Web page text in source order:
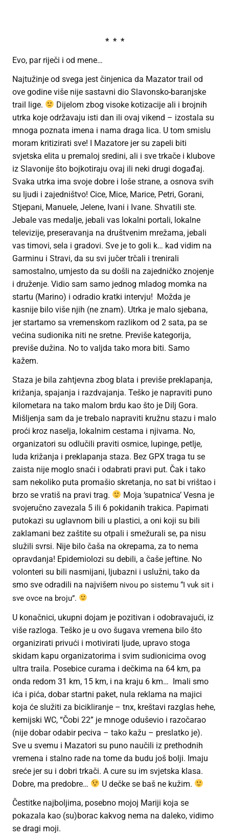
* * *
Evo, par riječi i od mene…
Najtužinje od svega jest činjenica da Mazator trail od
ove godine više nije sastavni dio Slavonsko-baranjske
trail lige.
Dijelom zbog visoke kotizacije ali i brojnih
utrka koje održavaju isti dan ili ovaj vikend – izostala su
mnoga poznata imena i nama draga lica. U tom smislu
moram kritizirati sve! I Mazatore jer su zapeli biti
svjetska elita u premaloj sredini, ali i sve trkače i klubove
iz Slavonije što bojkotiraju ovaj ili neki drugi događaj.
Svaka utrka ima svoje dobre i loše strane, a osnova svih
su ljudi i zajedništvo! Cice, Mice, Marice, Petri, Gorani,
Stjepani, Manuele, Jelene, Ivani i Ivane. Shvatili ste.
Jebale vas medalje, jebali vas lokalni portali, lokalne
televizije, preseravanja na društvenim mrežama, jebali
vas timovi, sela i gradovi. Sve je to goli k… kad vidim na
Garminu i Stravi, da su svi jučer trčali i trenirali
samostalno, umjesto da su došli na zajedničko znojenje
i druženje. Vidio sam samo jednog mladog momka na
startu (Marino) i odradio kratki intervju! Možda je
kasnije bilo više njih (ne znam). Utrka je malo sjebana,
jer startamo sa vremenskom razlikom od 2 sata, pa se
većina sudionika niti ne sretne. Previše kategorija,
previše dužina. No to valjda tako mora biti. Samo
kažem.
Staza je bila zahtjevna zbog blata i previše preklapanja,
križanja, spajanja i razdvajanja. Teško je napraviti puno
kilometara na tako malom brdu kao što je Dilj Gora.
Mišljenja sam da je trebalo napraviti kružnu stazu i malo
proći kroz naselja, lokalnim cestama i njivama. No,
organizatori su odlučili praviti osmice, lupinge, petlje,
luda križanja i preklapanja staza. Bez GPX traga tu se
zaista nije moglo snaći i odabrati pravi put. Čak i tako
sam nekoliko puta promašio skretanja, no sat bi vrištao i
brzo se vratiš na pravi trag.
Moja ‘supatnica’ Vesna je
svojeručno zavezala 5 ili 6 pokidanih trakica. Papirnati
putokazi su uglavnom bili u plastici, a oni koji su bili
zaklamani bez zaštite su otpali i smežurali se, pa nisu
služili svrsi. Nije bilo čaša na okrepama, za to nema
opravdanja! Epidemiolozi su debili, a čaše jeftine. No
volonteri su bili nasmijani, ljubazni i uslužni, tako da
smo sve odradili na najvišem nivou po sistemu “I vuk sit i
sve ovce na broju”.
U konačnici, ukupni dojam je pozitivan i odobravajući, iz
više razloga. Teško je u ovo šugava vremena bilo što
organizirati privući i motivirati ljude, upravo stoga
skidam kapu organizatorima i svim sudionicima ovog
ultra traila. Posebice curama i dečkima na 64 km, pa
onda redom 31 km, 15 km, i na kraju 6 km… Imali smo
ića i pića, dobar startni paket, nula reklama na majici
koja će služiti za bicikliranje – tnx, kreštavi razglas hehe,
kemijski WC, “Čobi 22” je mnoge oduševio i razočarao
(nije dobar odabir peciva – tako kažu – preslatko je).
Sve u svemu i Mazatori su puno naučili iz prethodnih
vremena i stalno rade na tome da budu još bolji. Imaju
sreće jer su i dobri trkači. A cure su im svjetska klasa.
Dobre, ma predobre…
U dečke se baš ne kužim.
Čestitke najboljima, posebno mojoj Mariji koja se
pokazala kao (su)borac kakvog nema na daleko, vidimo
se dragi moji.